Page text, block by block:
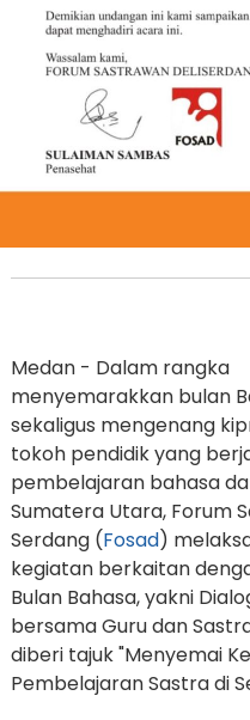
Medan - Dalam rangka
menyemarakkan bulan
sekaligus mengenang
tokoh pendidik yang
pembelajaran bahasa
Sumatera Utara, Forum
Serdang (Fosad)
kegiatan berkaitan
Bulan Bahasa, yakni
bersama Guru dan
diberi tajuk "Menyemai
Pembelajaran Sastra di